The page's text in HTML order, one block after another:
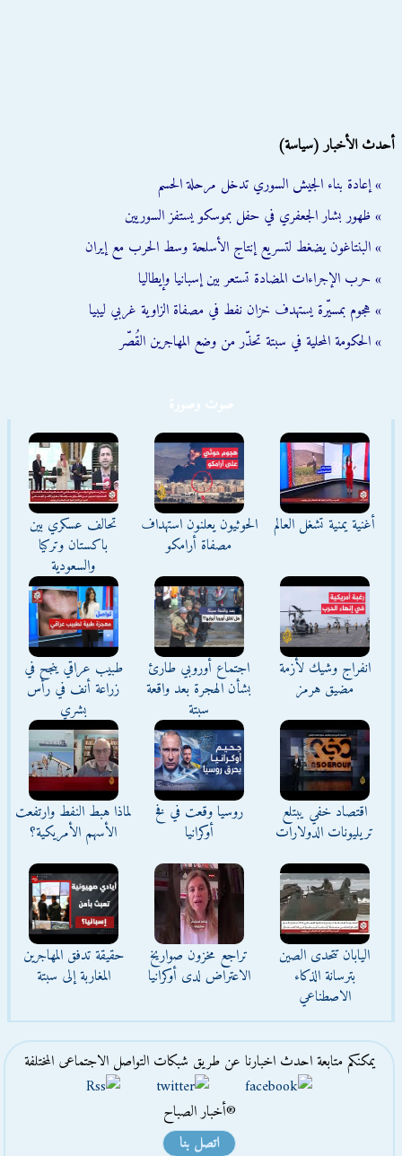
أحدث الأخبار (سياسة)
» إعادة بناء الجيش السوري تدخل مرحلة الحسم
» ظهور بشار الجعفري في حفل بموسكو يستفز السوريين
» البنتاغون يضغط لتسريع إنتاج الأسلحة وسط الحرب مع إيران
» حرب الإجراءات المضادة تستعر بين إسبانيا وإيطاليا
» هجوم بمسيّرة يستهدف خزان نفط في مصفاة الزاوية غربي ليبيا
» الحكومة المحلية في سبتة تحذّر من وضع المهاجرين القُصّر
أغنية يمنية تشغل العالم
الحوثيون يعلنون استهداف
مصفاة أرامكو
تحالف عسكري بين
باكستان وتركيا
والسعودية
انفراج وشيك لأزمة
مضيق هرمز
اجتماع أوروبي طارئ
بشأن الهجرة بعد واقعة
سبتة
طبيب عراقي ينجح في
زراعة أنف في رأس
بشري
اقتصاد خفي يبتلع
تريليونات الدولارات
روسيا وقعت في فخ
أوكرانيا
لماذا هبط النفط وارتفعت
الأسهم الأمريكية؟
اليابان تتحدى الصين
بترسانة الذكاء
الاصطناعي
تراجع مخزون صواريخ
الاعتراض لدى أوكرانيا
حقيقة تدفق المهاجرين
المغاربة إلى سبتة
يمكنكم متابعة احدث اخبارنا عن طريق شبكات التواصل الاجتماعى المختلفة
®أخبار الصباح
اتصل بنا